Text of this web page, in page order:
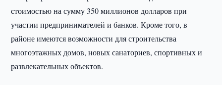
стоимостью на сумму 350 миллионов долларов при
участии предпринимателей и банков. Кроме того, в
районе имеются возможности для строительства
многоэтажных домов, новых санаториев, спортивных и
развлекательных объектов.